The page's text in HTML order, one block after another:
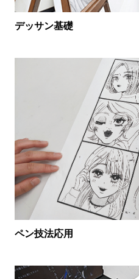
デッサン基礎
ペン技法応用